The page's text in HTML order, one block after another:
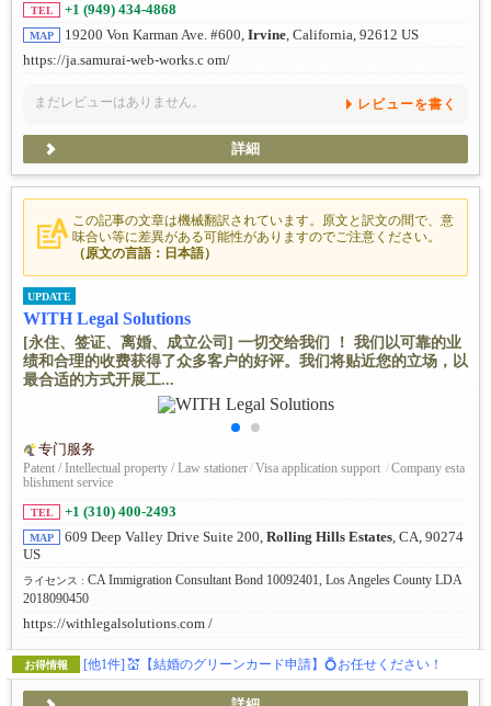
TEL +1 (949) 434-4868
MAP 19200 Von Karman Ave. #600, Irvine , California, 92612 US
https://ja.samurai-web-works.c om/
まだレビューはありません。 レビューを書く
詳細
この記事の文章は機械翻訳されています。原文と訳文の間で、意
味合い等に差異がある可能性がありますのでご注意ください。
（原文の言語：日本語）
UPDATE
WITH Legal Solutions
[永住、签证、离婚、成立公司] 一切交给我们 ！ 我们以可靠的业
绩和合理的收费获得了众多客户的好评。我们将贴近您的立场，以
最合适的方式开展工...
专门服务
Patent / Intellectual property / Law stationer/Visa application support /Company esta
blishment service
TEL +1 (310) 400-2493
MAP 609 Deep Valley Drive Suite 200, Rolling Hills Estates, CA, 90274
US
ライセンス : CA Immigration Consultant Bond 10092401, Los Angeles County LDA
2018090450
https://withlegalsolutions.com /
お得情報 [他1件] 💒【結婚のグリーンカード申請】💍お任せください！